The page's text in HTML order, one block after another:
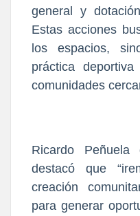
general y
Estas acciones
los espacios,
práctica
comunidades
Ricardo Peñuela
destacó que
creación
para generar